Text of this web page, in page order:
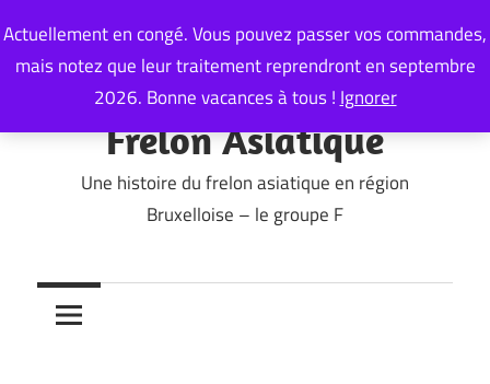
Actuellement en congé. Vous pouvez passer vos commandes,
mais notez que leur traitement reprendront en septembre
2026. Bonne vacances à tous ! Ignorer
to
content
Frelon Asiatique
Une histoire du frelon asiatique en région
Bruxelloise – le groupe F